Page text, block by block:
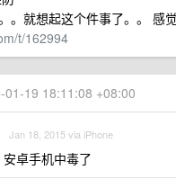
。就想起这个件事了。。 感
t/162994
01-19 18:11:08 +08:00
Jan 18, 2015 via iPhone
卓手机中毒了